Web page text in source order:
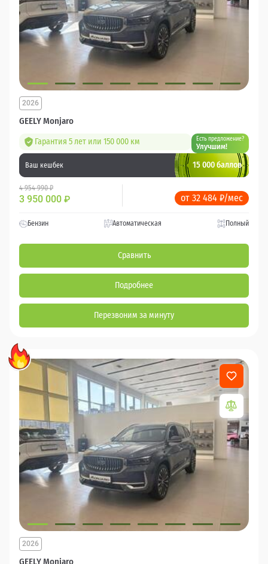
GEELY Monjaro
2026
Гарантия 5 лет или 150 000 км Есть предложение?
Улучшим!
Ваш кешбек 15 000 баллов
4 954 990 ₽
3 950 000 ₽ от 32 484 ₽/мес
Бензин Автоматическая Полный
Сравнить
Подробнее
Перезвоним за минуту
GEELY Monjaro
2026